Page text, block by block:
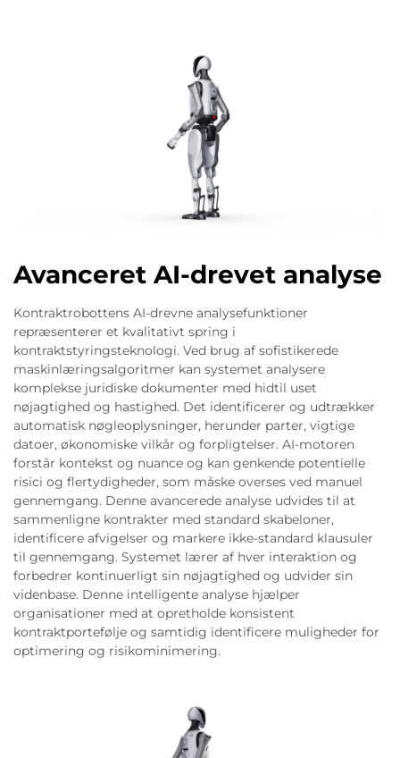
Avanceret AI-drevet analyse
Kontraktrobottens AI-drevne analysefunktioner
repræsenterer et kvalitativt spring i
kontraktstyringsteknologi. Ved brug af sofistikerede
maskinlæringsalgoritmer kan systemet analysere
komplekse juridiske dokumenter med hidtil uset
nøjagtighed og hastighed. Det identificerer og udtrækker
automatisk nøgleoplysninger, herunder parter, vigtige
datoer, økonomiske vilkår og forpligtelser. AI-motoren
forstår kontekst og nuance og kan genkende potentielle
risici og flertydigheder, som måske overses ved manuel
gennemgang. Denne avancerede analyse udvides til at
sammenligne kontrakter med standard skabeloner,
identificere afvigelser og markere ikke-standard klausuler
til gennemgang. Systemet lærer af hver interaktion og
forbedrer kontinuerligt sin nøjagtighed og udvider sin
videnbase. Denne intelligente analyse hjælper
organisationer med at opretholde konsistent
kontraktportefølje og samtidig identificere muligheder for
optimering og risikominimering.